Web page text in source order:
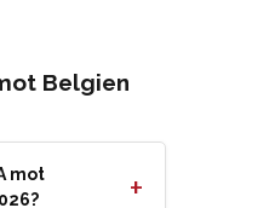
Belgien
mot
+